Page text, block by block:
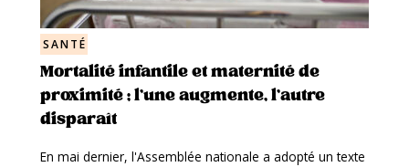
SANTÉ
Mortalité infantile et maternité de
proximité ; l’une augmente, l’autre
disparaît
En mai dernier, l'Assemblée nationale a adopté un texte